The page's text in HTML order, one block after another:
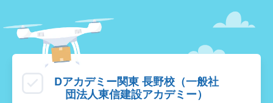
Dアカデミー関東 長野校（一般社
団法人東信建設アカデミー）